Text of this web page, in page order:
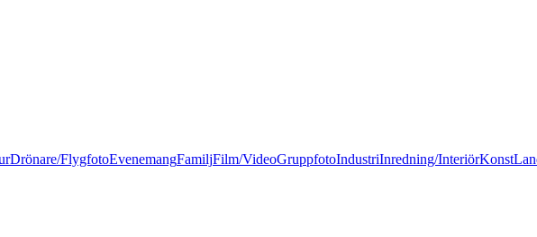
Drönare/FlygfotoEvenemangFamiljFilm/VideoGruppfotoIndustriInredning/InteriörKonst